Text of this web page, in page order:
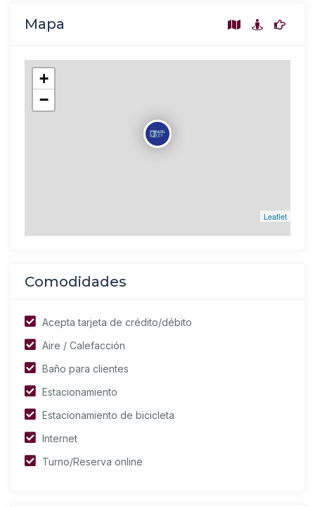
Mapa
+
−
Leaflet
Comodidades
Acepta tarjeta de crédito/débito
Aire / Calefacción
Baño para clientes
Estacionamiento
Estacionamiento de bicicleta
Internet
Turno/Reserva online